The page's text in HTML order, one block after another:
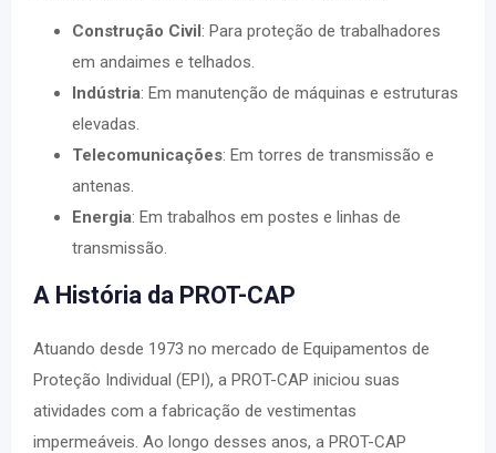
Construção Civil: Para proteção de trabalhadores
em andaimes e telhados.
Indústria: Em manutenção de máquinas e estruturas
elevadas.
Telecomunicações: Em torres de transmissão e
antenas.
Energia: Em trabalhos em postes e linhas de
transmissão.
A História da PROT-CAP
Atuando desde 1973 no mercado de Equipamentos de
Proteção Individual (EPI), a PROT-CAP iniciou suas
atividades com a fabricação de vestimentas
impermeáveis. Ao longo desses anos, a PROT-CAP